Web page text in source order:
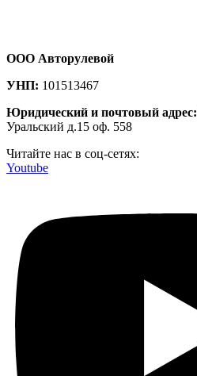
ООО Авторулевой
УНП: 101513467
Юридический и почтовый адрес:
Уральский д.15 оф. 558
Читайте нас в соц-сетях:
Youtube